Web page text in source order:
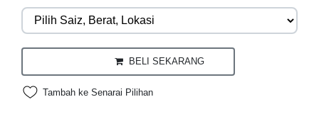
BELI SEKARANG
Tambah ke Senarai Pilihan